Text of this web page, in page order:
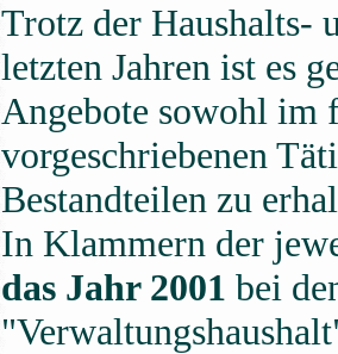
Trotz der Haushalts-
letzten Jahren ist es
Angebote sowohl im
vorgeschriebenen
Bestandteilen zu
In Klammern der
das Jahr 2001 bei